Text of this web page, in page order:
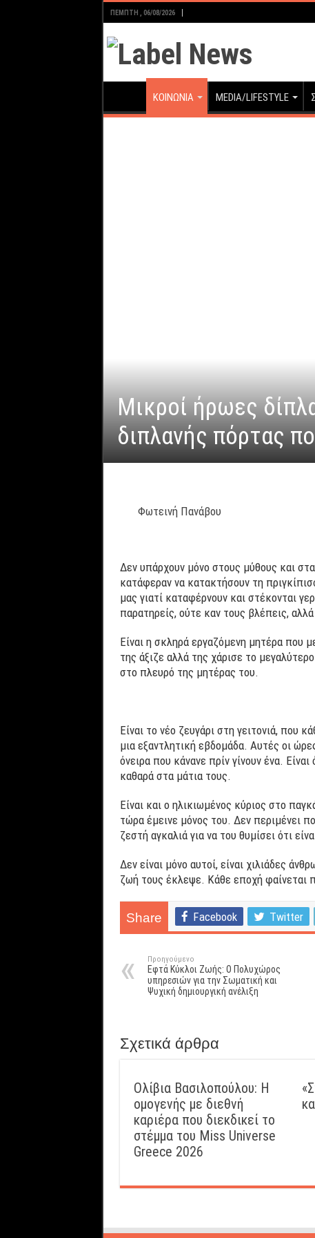
ΠΈΜΠΤΗ , 06/08/2026
ΚΟΙΝΩΝΙΑ MEDIA/LIFESTYLE
Μικροί ήρωες
διπλανής πόρτας
Φωτεινή Πανάβου
Δεν υπάρχουν μόνο στους μύθους και
κατάφεραν να κατακτήσουν τη
μας γιατί καταφέρνουν και στέκονται
παρατηρείς, ούτε καν τους βλέπεις,
Είναι η σκληρά εργαζόμενη μητέρα που
της άξιζε αλλά της χάρισε το
στο πλευρό της μητέρας του.
Είναι το νέο ζευγάρι στη γειτονιά, που
μια εξαντλητική εβδομάδα. Αυτές οι
όνειρα που κάνανε πρίν γίνουν ένα.
καθαρά στα μάτια τους.
Είναι και ο ηλικιωμένος κύριος στο
τώρα έμεινε μόνος του. Δεν περιμένει
ζεστή αγκαλιά για να του θυμίσει ότι
Δεν είναι μόνο αυτοί, είναι χιλιάδες
ζωή τους έκλεψε. Κάθε εποχή φαίνεται
Share Facebook Twitter
Προηγούμενο
Εφτά Κύκλοι Ζωής: Ο Πολυχώρος
υπηρεσιών για την Σωματική και
Ψυχική δημιουργική ανέλιξη
Σχετικά άρθρα
Ολίβια Βασιλοπούλου: Η
ομογενής με διεθνή
καριέρα που διεκδικεί το
στέμμα του Miss Universe
Greece 2026